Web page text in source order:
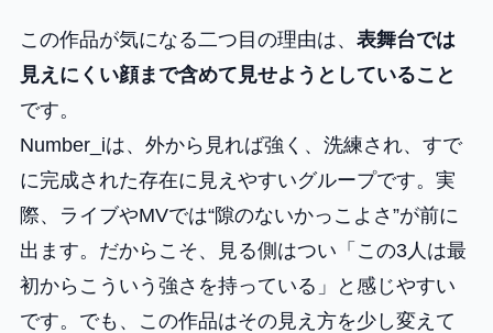
この作品が気になる二つ目の理由は、 表舞台では
見えにくい顔まで含めて見せようとしていること
です。
Number_iは、外から見れば強く、洗練され、すで
に完成された存在に見えやすいグループです。実
際、ライブやMVでは“隙のないかっこよさ”が前に
出ます。だからこそ、見る側はつい「この3人は最
初からこういう強さを持っている」と感じやすい
です。でも、この作品はその見え方を少し変えて